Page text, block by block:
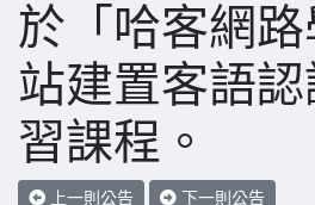
於「哈客網
站建置客語
習課程。
上一則公告 下一則公告